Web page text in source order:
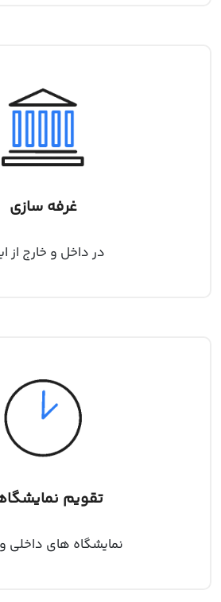
غرفه سازی
در داخل و خارج از
تقویم
نمایشگاه های داخلی